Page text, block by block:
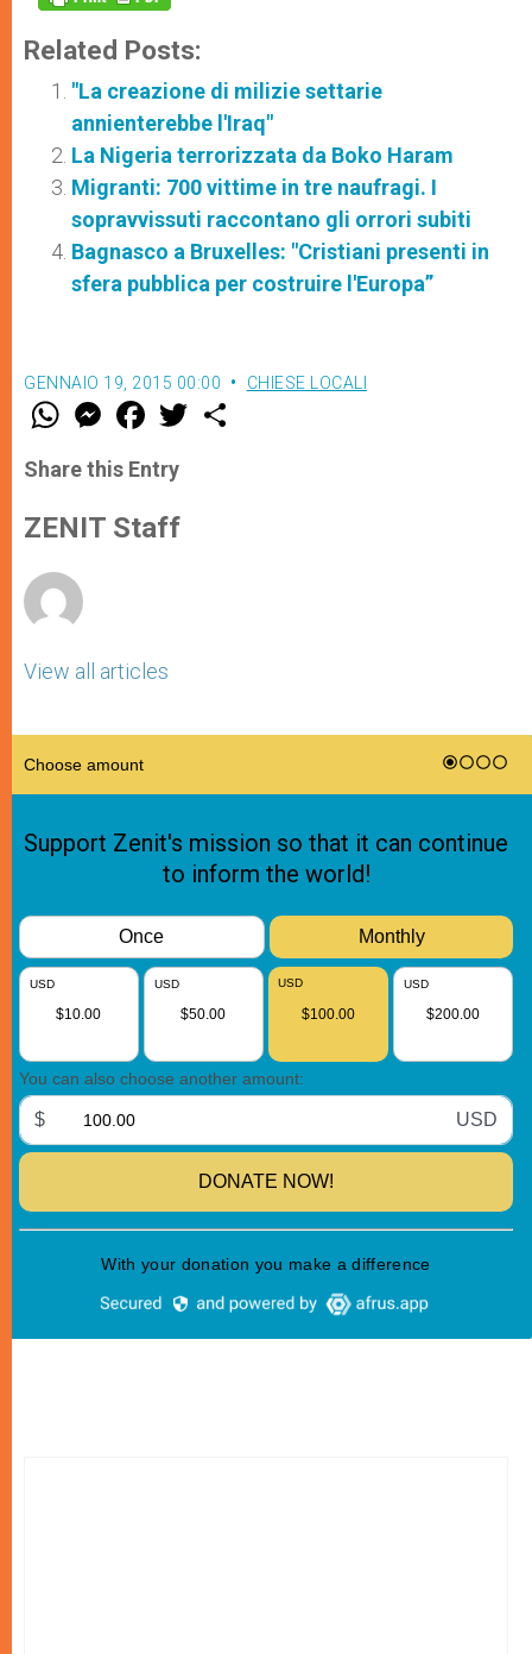
Related Posts:
"La creazione di milizie settarie
annienterebbe l'Iraq"
La Nigeria terrorizzata da Boko Haram
Migranti: 700 vittime in tre naufragi. I
sopravvissuti raccontano gli orrori subiti
Bagnasco a Bruxelles: "Cristiani presenti in
sfera pubblica per costruire l'Europa”
GENNAIO 19, 2015 00:00 CHIESE LOCALI
W
t
s
p
p
M
e
s
e
g
e
F
a
e
b
o
k
w
Share this Entry
ZENIT Staff
View all articles